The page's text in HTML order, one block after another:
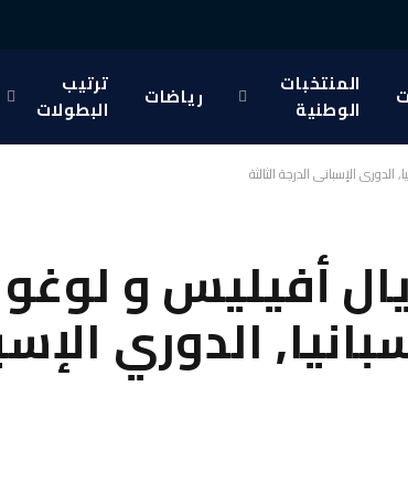
المنتخبات
الوطنية
رياضات
ترتيب
البطولات
أفيليس و لوغو
إسبانيا, الدوري